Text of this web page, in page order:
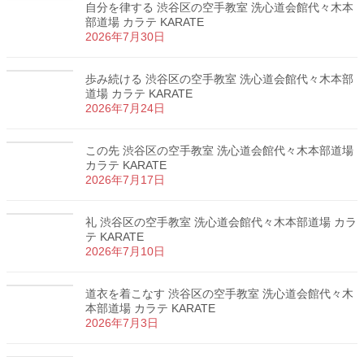
自分を律する 渋谷区の空手教室 洗心道会館代々木本
部道場 カラテ KARATE
2026年7月30日
歩み続ける 渋谷区の空手教室 洗心道会館代々木本部
道場 カラテ KARATE
2026年7月24日
この先 渋谷区の空手教室 洗心道会館代々木本部道場
カラテ KARATE
2026年7月17日
礼 渋谷区の空手教室 洗心道会館代々木本部道場 カラ
テ KARATE
2026年7月10日
道衣を着こなす 渋谷区の空手教室 洗心道会館代々木
本部道場 カラテ KARATE
2026年7月3日